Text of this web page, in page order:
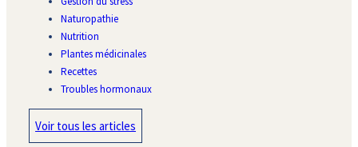
Naturopathie
Nutrition
Plantes médicinales
Recettes
Troubles hormonaux
Voir tous les articles